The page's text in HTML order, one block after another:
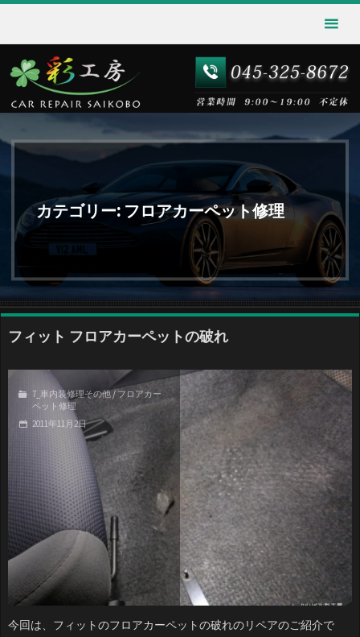
カテゴリー: フロアカーペット修理
フィット フロアカーペットの破れ
7_車内装修理その他 / フロアカー
ペット修理
2011年11月2日
今回は、フィットのフロアカーペットの破れのリペアのご紹介で